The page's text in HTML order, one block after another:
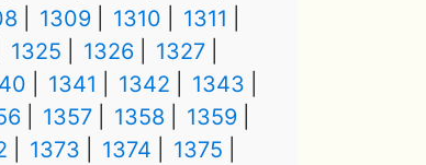
1309 1310
1311
1325 1326
1327
1341 1342
1343
1357 1358
1359
1373 1374
1375